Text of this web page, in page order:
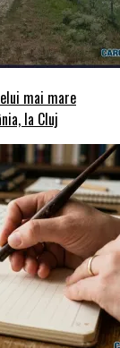
mai mare
la Cluj